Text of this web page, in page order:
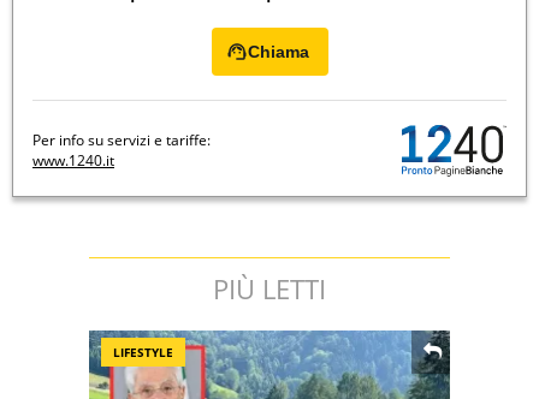
Chiama
Per info su servizi e tariffe:
www.1240.it
PIÙ LETTI
LIFESTYLE